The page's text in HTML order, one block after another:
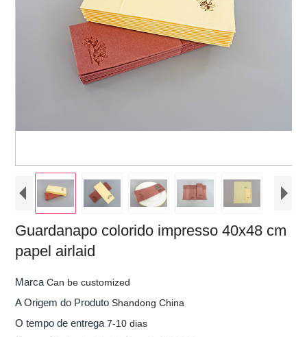
Guardanapo colorido impresso 40x48 cm
papel airlaid
MarcaCan be customized
A Origem do ProdutoShandong China
O tempo de entrega7-10 dias